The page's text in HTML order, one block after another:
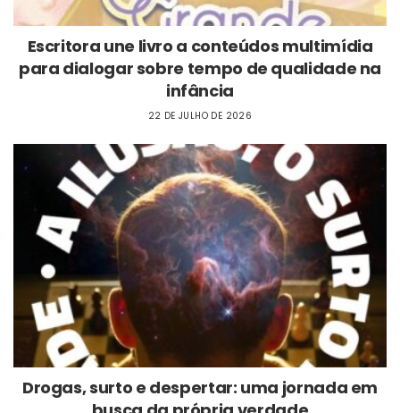
Escritora une livro a conteúdos multimídia
para dialogar sobre tempo de qualidade na
infância
22 DE JULHO DE 2026
Drogas, surto e despertar: uma jornada em